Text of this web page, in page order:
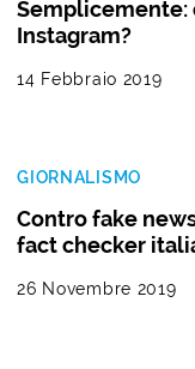
Semplicemente:
Instagram?
14 Febbraio 2019
GIORNALISMO
Contro fake
fact checker
26 Novembre 2019